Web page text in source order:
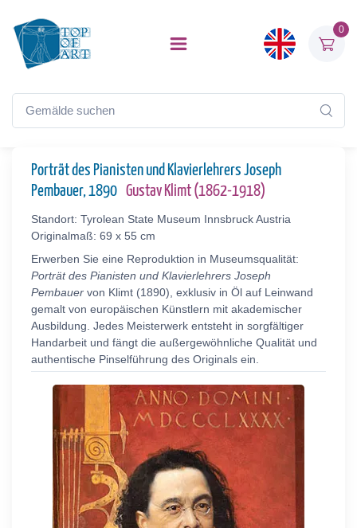
0
Porträt des Pianisten und Klavierlehrers Joseph
Pembauer, 1890 Gustav Klimt (1862-1918)
Standort: Tyrolean State Museum Innsbruck Austria
Originalmaß: 69 x 55 cm
Erwerben Sie eine Reproduktion in Museumsqualität:
Porträt des Pianisten und Klavierlehrers Joseph
Pembauer von Klimt (1890), exklusiv in Öl auf Leinwand
gemalt von europäischen Künstlern mit akademischer
Ausbildung. Jedes Meisterwerk entsteht in sorgfältiger
Handarbeit und fängt die außergewöhnliche Qualität und
authentische Pinselführung des Originals ein.